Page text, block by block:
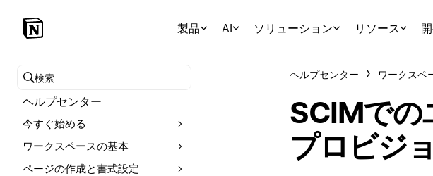
製品 AI ソリューション リソース
ヘルプセンターを検索
ヘルプセンター
今すぐ始める
ワークスペースの基本
ページの作成と書式設定
ヘルプセンター ワークスペ
SCIMでの
プロビジ